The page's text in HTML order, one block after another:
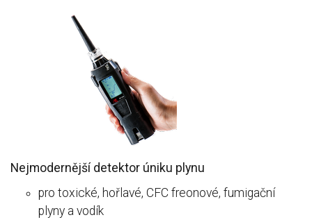
Nejmodernější detektor úniku plynu
pro toxické, hořlavé, CFC freonové, fumigační
plyny a vodík